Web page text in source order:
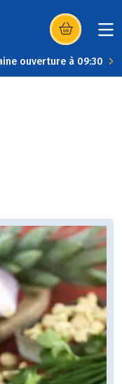
(s’ouvre dans
ouverture à 09:30